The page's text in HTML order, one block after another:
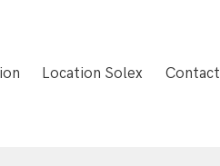
Location Solex Contact